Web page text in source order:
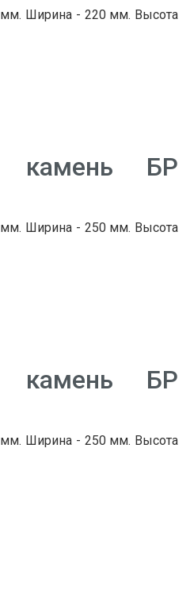
Ширина - 220 мм. Высота
камень БР
Ширина - 250 мм. Высота
камень БР
Ширина - 250 мм. Высота